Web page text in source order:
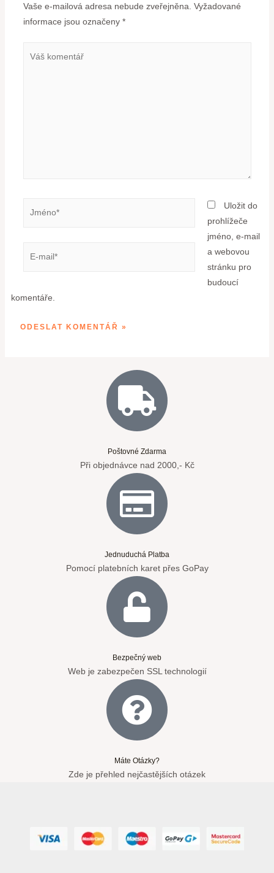
Vaše e-mailová adresa nebude zveřejněna. Vyžadované
informace jsou označeny *
Uložit do
prohlížeče
jméno, e-mail
a webovou
stránku pro
budoucí
komentáře.
Poštovné Zdarma
Při objednávce nad 2000,- Kč
Jednuduchá Platba
Pomocí platebních karet přes GoPay
Bezpečný web
Web je zabezpečen SSL technologií
Máte Otázky?
Zde je přehled nejčastějších otázek